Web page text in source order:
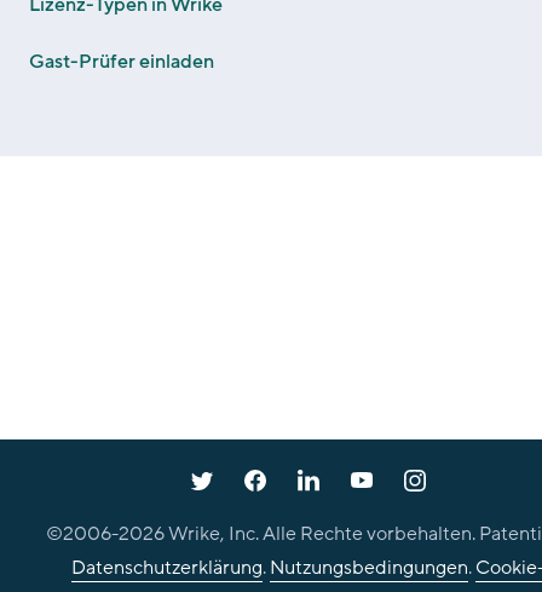
Gast-Prüfer einladen
©2006-2026Wrike, Inc. Alle Rechte vorbehalten.
Datenschutzerklärung.Nutzungsbedingungen.